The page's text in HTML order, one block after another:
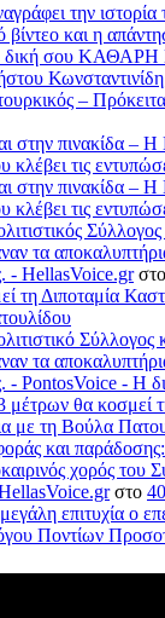
την
βίντεο και η
δική σου ΚΑΘΑΡΗ
–
στην πινακίδα –
τις
στην πινακίδα –
τις
τα
- HellasVoice.grστο
τη Διποταμία
Σύλλογος
τα
- PontosVoice -
μέτρων θα κοσμεί
με τη Βούλα
και
χορός του
στο
επιτυχία ο
Ποντίων